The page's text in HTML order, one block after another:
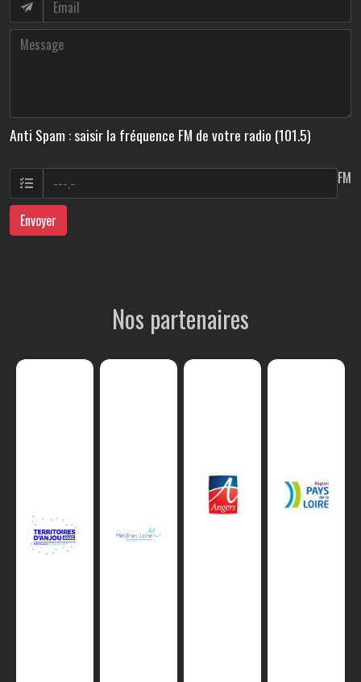
Anti Spam : saisir la fréquence FM de votre radio (101.5)
FM
Envoyer
Nos partenaires